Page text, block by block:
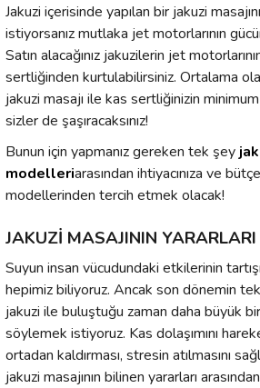
Jakuzi içerisinde yapılan bir jakuzi
istiyorsanız mutlaka jet motorlarının
Satın alacağınız jakuzilerin jet
sertliğinden kurtulabilirsiniz. Ortalama
jakuzi masajı ile kas sertliğinizin
sizler de şaşıracaksınız!
Bunun için yapmanız gereken tek şey
modelleriarasından ihtiyacınıza ve
modellerinden tercih etmek olacak!
JAKUZİ MASAJININ YARARLARI
Suyun insan vücudundaki etkilerinin
hepimiz biliyoruz. Ancak son dönemin
jakuzi ile buluştuğu zaman daha büyük
söylemek istiyoruz. Kas dolaşımını
ortadan kaldırması, stresin atılmasını
jakuzi masajının bilinen yararları